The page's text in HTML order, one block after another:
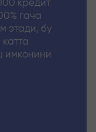
кредит
гача
этади, бу